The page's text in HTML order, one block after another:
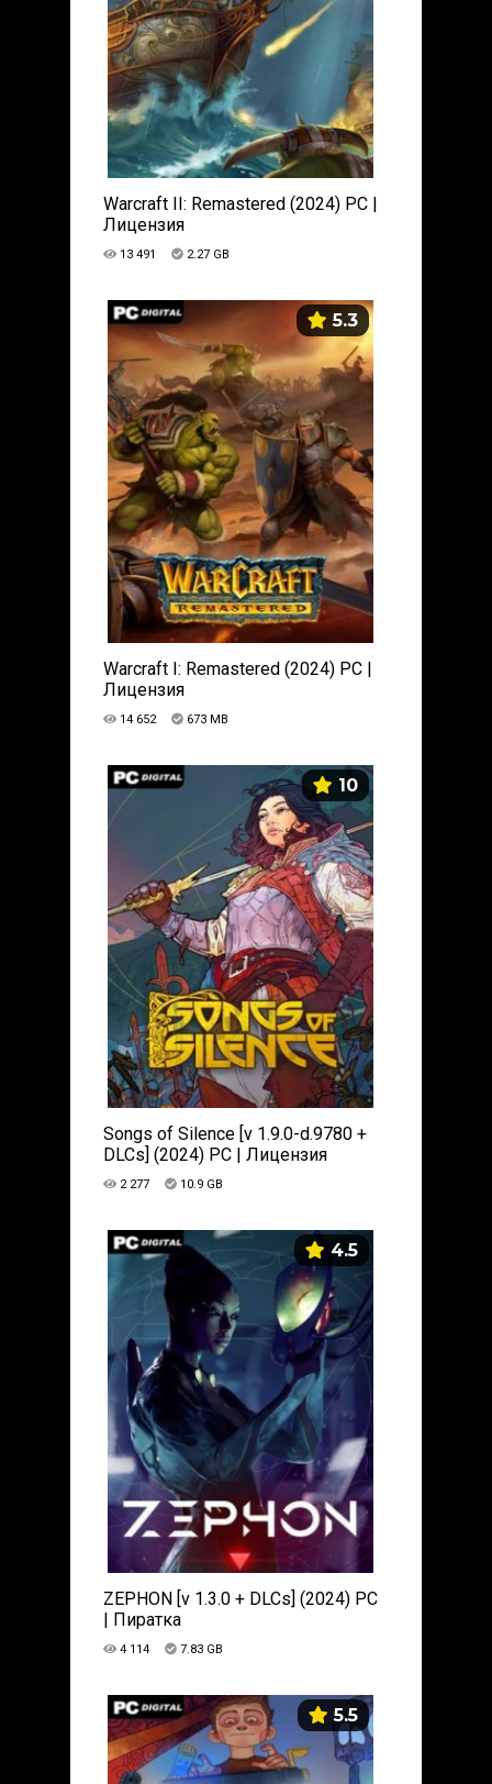
Warcraft II: Remastered (2024) PC |
Лицензия
13 491 2.27 GB
5.3
Warcraft I: Remastered (2024) PC |
Лицензия
14 652 673 MB
10
Songs of Silence [v 1.9.0-d.9780 +
DLCs] (2024) PC | Лицензия
2 277 10.9 GB
4.5
ZEPHON [v 1.3.0 + DLCs] (2024) PC
| Пиратка
4 114 7.83 GB
5.5